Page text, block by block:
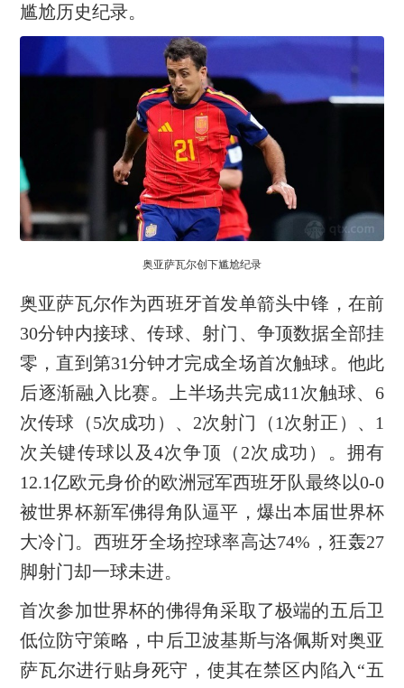
尴尬历史纪录。
奥亚萨瓦尔创下尴尬纪录
奥亚萨瓦尔作为西班牙首发单箭头中锋，在前
30分钟内接球、传球、射门、争顶数据全部挂
零，直到第31分钟才完成全场首次触球。他此
后逐渐融入比赛。上半场共完成11次触球、6
次传球（5次成功）、2次射门（1次射正）、1
次关键传球以及4次争顶（2次成功）。拥有
12.1亿欧元身价的欧洲冠军西班牙队最终以0-0
被世界杯新军佛得角队逼平，爆出本届世界杯
大冷门。西班牙全场控球率高达74%，狂轰27
脚射门却一球未进。
首次参加世界杯的佛得角采取了极端的五后卫
低位防守策略，中后卫波基斯与洛佩斯对奥亚
萨瓦尔进行贴身死守，使其在禁区内陷入“五